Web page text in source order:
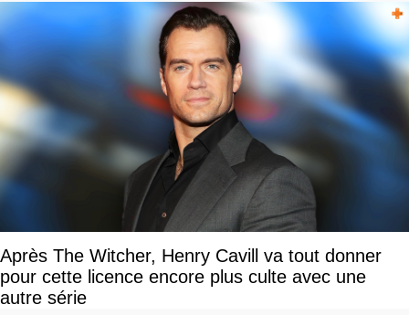
Après The Witcher, Henry Cavill va tout donner
pour cette licence encore plus culte avec une
autre série